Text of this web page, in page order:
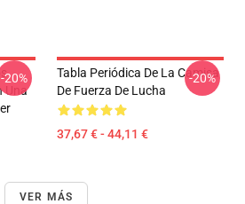
Una
-20%
Tabla Periódica De La Camisa
De Fuerza De Lucha
37,67 € - 44,11 €
-20%
VER MÁS